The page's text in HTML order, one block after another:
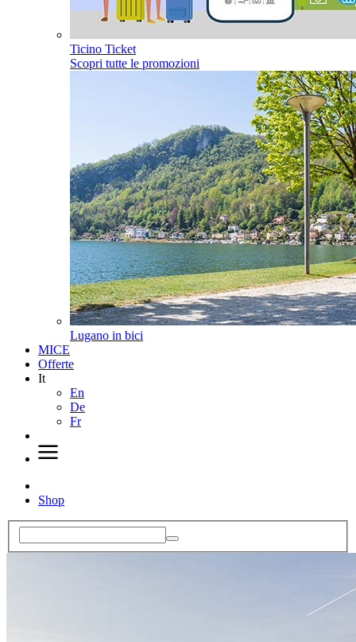
Ticino Ticket
Scopri tutte le promozioni
Lugano in bici
MICE
Offerte
It
En
De
Fr
Shop